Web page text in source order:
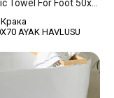
AYAK HAVLUSU